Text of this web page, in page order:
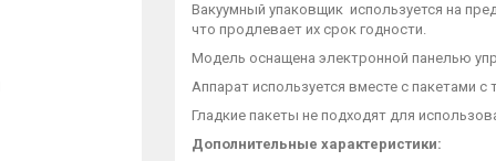
Вакуумный упаковщик используется на
что продлевает их срок годности.
Модель оснащена электронной панелью
Аппарат используется вместе с пакетами с
Гладкие пакеты не подходят для
Дополнительные характеристики: